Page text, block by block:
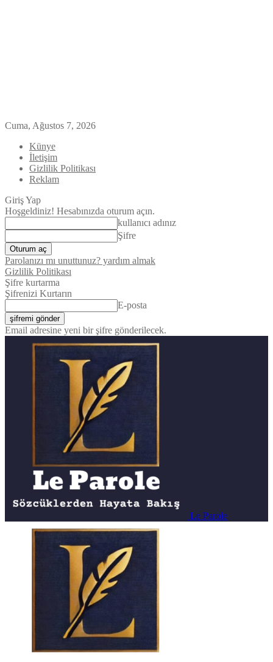
Cuma, Ağustos 7, 2026
Künye
İletişim
Gizlilik Politikası
Reklam
Giriş Yap
Hoşgeldiniz! Hesabınızda oturum açın.
kullanıcı adınız
Şifre
Parolanızı mı unuttunuz? yardım almak
Gizlilik Politikası
Şifre kurtarma
Şifrenizi Kurtarın
E-posta
Email adresine yeni bir şifre gönderilecek.
Le Parole